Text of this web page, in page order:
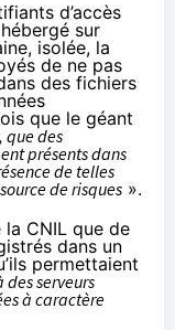
d’accès
sur
isolée, la
de ne pas
des fichiers
que le géant
que des
présents dans
de telles
de risques ».
CNIL que de
dans un
permettaient
des serveurs
à caractère